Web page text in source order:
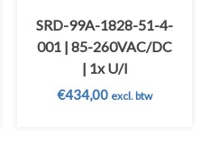
SRD-99A-1828-51-4-
001 | 85-260VAC/DC
| 1x U/I
€434,00 excl. btw